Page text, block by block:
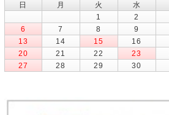
日
月 火 水
1
2
6
7 8 9
13
14 15 16
20
21 22 23
27
28 29
30